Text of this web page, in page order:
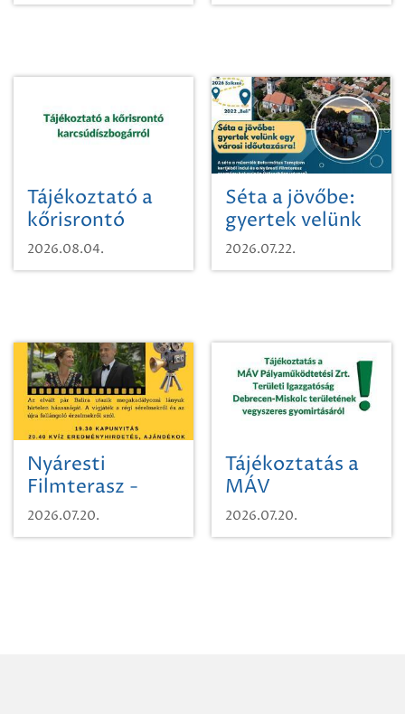
Tájékoztató a
kőrisrontó
karcsúdíszbogárról
2026.08.04.
Séta a jövőbe:
gyertek velünk
egy városi
időutazásra!
2026.07.22.
Nyáresti
Filmterasz -
Beugró a
Paradicsomba
2026.07.20.
Tájékoztatás a
MÁV
Pályaműködtetési
Zrt. Területi
2026.07.20.